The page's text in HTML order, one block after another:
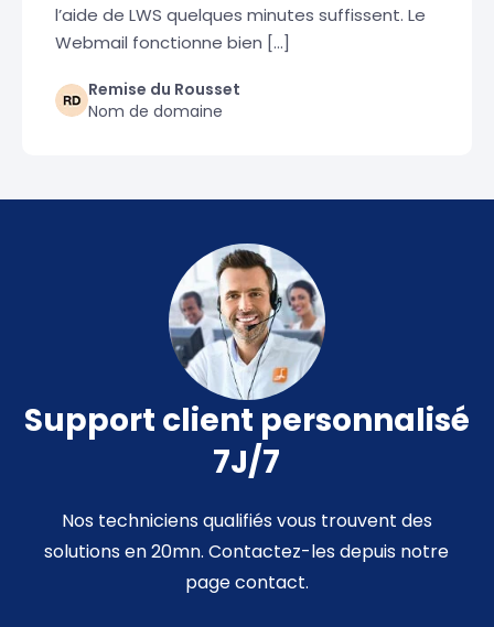
l’aide de LWS quelques minutes suffissent. Le
Webmail fonctionne bien […]
Remise du Rousset
Nom de domaine
Support client personnalisé
7J/7
Nos techniciens qualifiés vous trouvent des
solutions en 20mn. Contactez-les depuis notre
page contact.